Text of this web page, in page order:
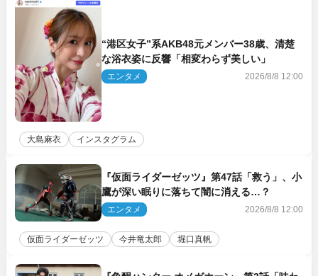
“港区女子”系AKB48元メンバー38歳、清楚
な浴衣姿に反響「相変わらず美しい」
エンタメ 2026/8/8 12:00
大島麻衣 インスタグラム
『仮面ライダーゼッツ』第47話「救う」、小
鷹が深い眠りに落ちて闇に消える…？
エンタメ 2026/8/8 12:00
仮面ライダーゼッツ 今井竜太郎 堀口真帆